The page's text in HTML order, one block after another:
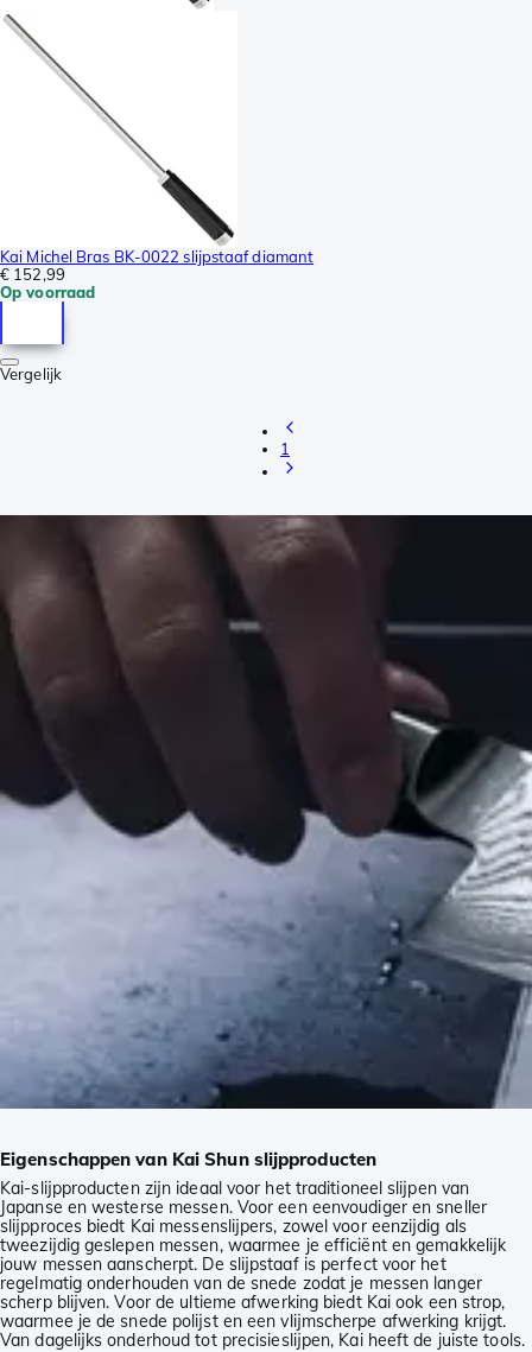
Kai Michel Bras BK-0022 slijpstaaf diamant
€ 152,99
Op voorraad
Vergelijk
1
Eigenschappen van Kai Shun slijpproducten
Kai-slijpproducten zijn ideaal voor het traditioneel slijpen van
Japanse en westerse messen. Voor een eenvoudiger en sneller
slijpproces biedt Kai messenslijpers, zowel voor eenzijdig als
tweezijdig geslepen messen, waarmee je efficiënt en gemakkelijk
jouw messen aanscherpt. De slijpstaaf is perfect voor het
regelmatig onderhouden van de snede zodat je messen langer
scherp blijven. Voor de ultieme afwerking biedt Kai ook een strop,
waarmee je de snede polijst en een vlijmscherpe afwerking krijgt.
Van dagelijks onderhoud tot precisieslijpen, Kai heeft de juiste tools.